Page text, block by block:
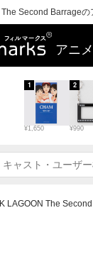
The Second Barrage
アニメ
¥1,650
1
¥990
2
LAGOON The